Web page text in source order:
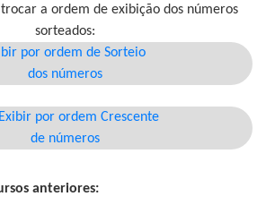
trocar a ordem de exibição dos números
sorteados:
por ordem de Sorteio
dos números
Exibir por ordem Crescente
de números
anteriores: